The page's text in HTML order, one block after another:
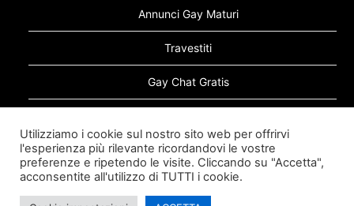
Annunci Gay Maturi
Travestiti
Gay Chat Gratis
Sugar Daddy Gay
Utilizziamo i cookie sul nostro sito web per offrirvi
l'esperienza più rilevante ricordandovi le vostre
preferenze e ripetendo le visite. Cliccando su "Accetta",
acconsentite all'utilizzo di TUTTI i cookie.